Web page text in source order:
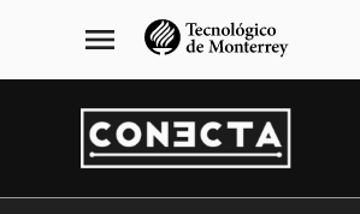
navegación
principal
menu